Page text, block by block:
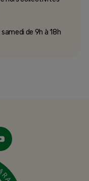
de 9h à 18h